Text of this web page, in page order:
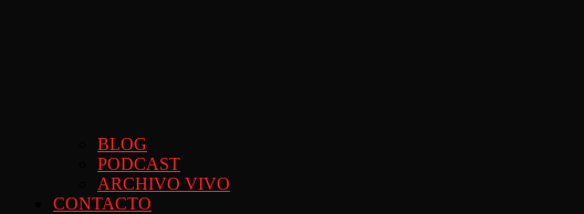
BLOG
PODCAST
ARCHIVO VIVO
CONTACTO